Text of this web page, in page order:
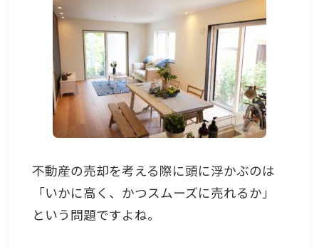
不動産の売却を考える際に頭に浮かぶのは
「いかに高く、かつスムーズに売れるか」
という問題ですよね。